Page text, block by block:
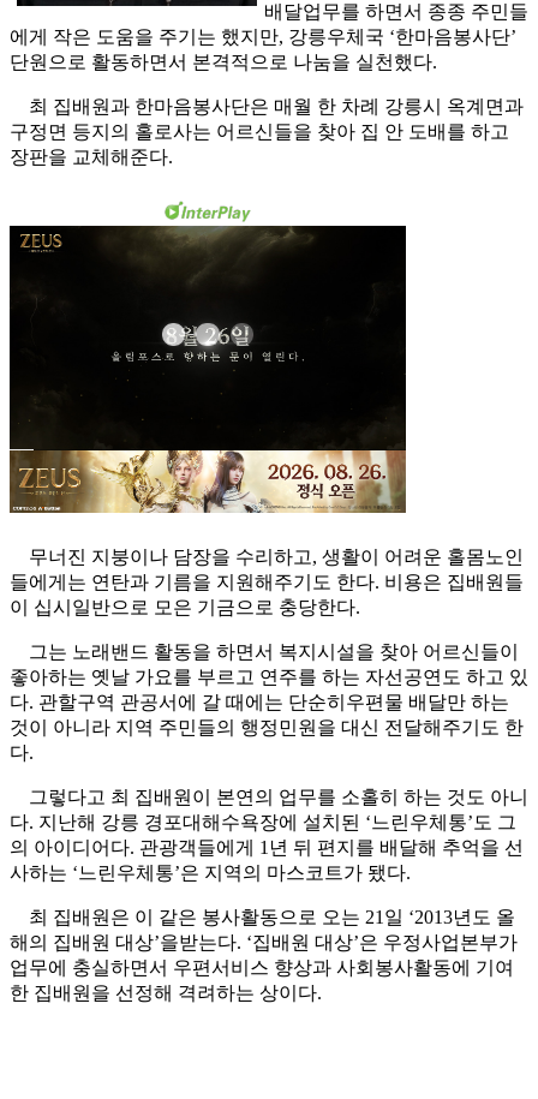
배달업무를 하면서 종종 주민들
에게 작은 도움을 주기는 했지만, 강릉우체국 ‘한마음봉사단’
단원으로 활동하면서 본격적으로 나눔을 실천했다.
최 집배원과 한마음봉사단은 매월 한 차례 강릉시 옥계면과
구정면 등지의 홀로사는 어르신들을 찾아 집 안 도배를 하고
장판을 교체해준다.
무너진 지붕이나 담장을 수리하고, 생활이 어려운 홀몸노인
들에게는 연탄과 기름을 지원해주기도 한다. 비용은 집배원들
이 십시일반으로 모은 기금으로 충당한다.
그는 노래밴드 활동을 하면서 복지시설을 찾아 어르신들이
좋아하는 옛날 가요를 부르고 연주를 하는 자선공연도 하고 있
다. 관할구역 관공서에 갈 때에는 단순히우편물 배달만 하는
것이 아니라 지역 주민들의 행정민원을 대신 전달해주기도 한
다.
그렇다고 최 집배원이 본연의 업무를 소홀히 하는 것도 아니
다. 지난해 강릉 경포대해수욕장에 설치된 ‘느린우체통’도 그
의 아이디어다. 관광객들에게 1년 뒤 편지를 배달해 추억을 선
사하는 ‘느린우체통’은 지역의 마스코트가 됐다.
최 집배원은 이 같은 봉사활동으로 오는 21일 ‘2013년도 올
해의 집배원 대상’을받는다. ‘집배원 대상’은 우정사업본부가
업무에 충실하면서 우편서비스 향상과 사회봉사활동에 기여
한 집배원을 선정해 격려하는 상이다.